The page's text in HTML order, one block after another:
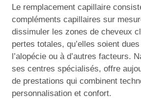
Le remplacement capillaire
compléments capillaires sur
dissimuler les zones de cheveux
pertes totales, qu’elles soient
l’alopécie ou à d’autres facteurs.
ses centres spécialisés, offre
de prestations qui combinent
personnalisation et confort.